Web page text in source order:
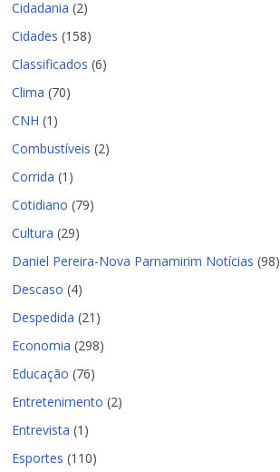
Cidadania (2)
Cidades (158)
Classificados (6)
Clima (70)
CNH (1)
Combustíveis (2)
Corrida (1)
Cotidiano (79)
Cultura (29)
Daniel Pereira-Nova Parnamirim Notícias (98)
Descaso (4)
Despedida (21)
Economia (298)
Educação (76)
Entretenimento (2)
Entrevista (1)
Esportes (110)